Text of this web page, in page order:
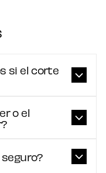
si el corte
o el